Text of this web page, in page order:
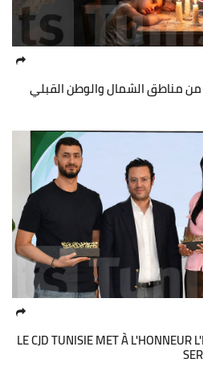
من مناطق الشمال والوطن القبلي
LE CJD TUNISIE MET À L'HONNEUR